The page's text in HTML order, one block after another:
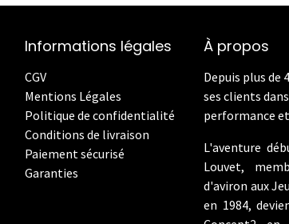
Informations légales
CGV
Mentions Légales
Politique de confidentialité
Conditions de livraison
Paiement sécurisé
Garanties
À propos
Depuis plus de
ses clients
performance
L'aventure
Louvet,
d'aviron aux
en 1984,